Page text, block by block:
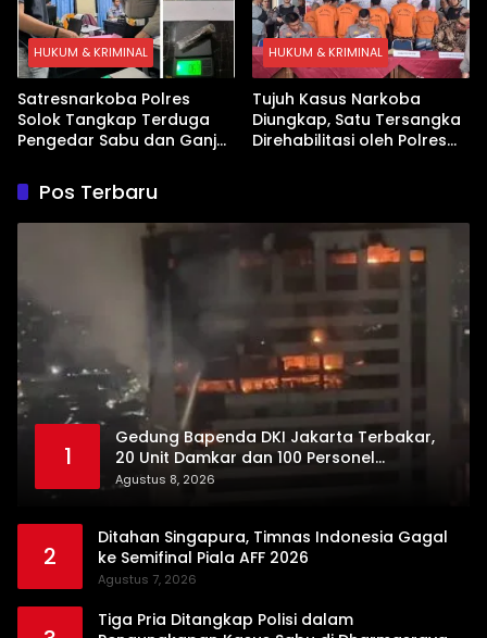
HUKUM & KRIMINAL
Satresnarkoba Polres
Solok Tangkap Terduga
Pengedar Sabu dan Ganja
HUKUM & KRIMINAL
Tujuh Kasus Narkoba
Diungkap, Satu Tersangka
Direhabilitasi oleh Polres
Pos Terbaru
1
Gedung Bapenda DKI Jakarta Terbakar,
20 Unit Damkar dan 100 Personel
Dikerahkan
Agustus 8, 2026
2
Ditahan Singapura, Timnas Indonesia Gagal
ke Semifinal Piala AFF 2026
Agustus 7, 2026
Tiga Pria Ditangkap Polisi dalam